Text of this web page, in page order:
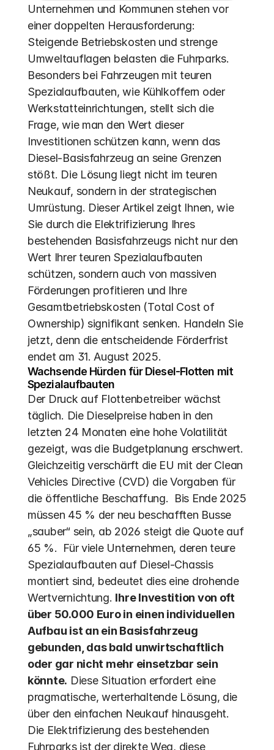
Unternehmen und Kommunen stehen vor
einer doppelten Herausforderung:
Steigende Betriebskosten und strenge
Umweltauflagen belasten die Fuhrparks.
Besonders bei Fahrzeugen mit teuren
Spezialaufbauten, wie Kühlkoffern oder
Werkstatteinrichtungen, stellt sich die
Frage, wie man den Wert dieser
Investitionen schützen kann, wenn das
Diesel-Basisfahrzeug an seine Grenzen
stößt. Die Lösung liegt nicht im teuren
Neukauf, sondern in der strategischen
Umrüstung. Dieser Artikel zeigt Ihnen, wie
Sie durch die Elektrifizierung Ihres
bestehenden Basisfahrzeugs nicht nur den
Wert Ihrer teuren Spezialaufbauten
schützen, sondern auch von massiven
Förderungen profitieren und Ihre
Gesamtbetriebskosten (Total Cost of
Ownership) signifikant senken. Handeln Sie
jetzt, denn die entscheidende Förderfrist
endet am 31. August 2025.
Wachsende Hürden für Diesel-Flotten mit
Spezialaufbauten
Der Druck auf Flottenbetreiber wächst
täglich. Die Dieselpreise haben in den
letzten 24 Monaten eine hohe Volatilität
gezeigt, was die Budgetplanung erschwert.
Gleichzeitig verschärft die EU mit der Clean
Vehicles Directive (CVD) die Vorgaben für
die öffentliche Beschaffung.  Bis Ende 2025
müssen 45 % der neu beschafften Busse
„sauber“ sein, ab 2026 steigt die Quote auf
65 %.  Für viele Unternehmen, deren teure
Spezialaufbauten auf Diesel-Chassis
montiert sind, bedeutet dies eine drohende
Wertvernichtung. Ihre Investition von oft
über 50.000 Euro in einen individuellen
Aufbau ist an ein Basisfahrzeug
gebunden, das bald unwirtschaftlich
oder gar nicht mehr einsetzbar sein
könnte. Diese Situation erfordert eine
pragmatische, werterhaltende Lösung, die
über den einfachen Neukauf hinausgeht.
Die Elektrifizierung des bestehenden
Fuhrparks ist der direkte Weg, diese